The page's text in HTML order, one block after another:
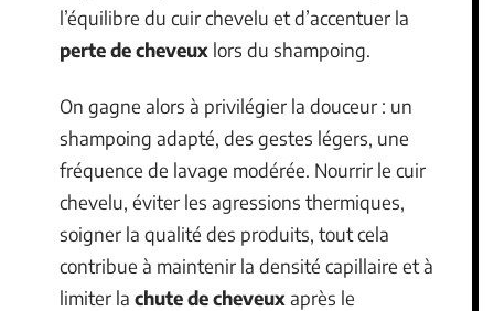
l’équilibre du cuir chevelu et d’accentuer la
perte de cheveux lors du shampoing.
On gagne alors à privilégier la douceur : un
shampoing adapté, des gestes légers, une
fréquence de lavage modérée. Nourrir le cuir
chevelu, éviter les agressions thermiques,
soigner la qualité des produits, tout cela
contribue à maintenir la densité capillaire et à
limiter la chute de cheveuxaprès le